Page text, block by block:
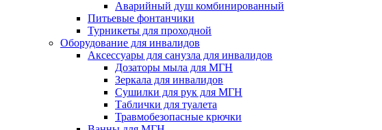
Аварийный душ комбинированный
Питьевые фонтанчики
Турникеты для проходной
Оборудование для инвалидов
Аксессуары для санузла для инвалидов
Дозаторы мыла для МГН
Зеркала для инвалидов
Сушилки для рук для МГН
Таблички для туалета
Травмобезопасные крючки